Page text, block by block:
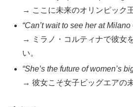
→ ここに未来のオリンピック
“Can’t wait to see her at Milano
→ ミラノ・コルティナで彼女
い。
“She’s the future of women’s
→ 彼女こそ女子ビッグエアの